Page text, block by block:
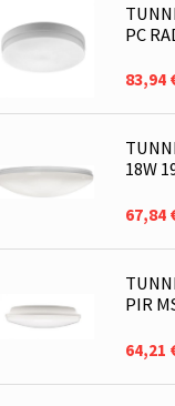
PC
83,94
18W
67,84
PIR
64,21